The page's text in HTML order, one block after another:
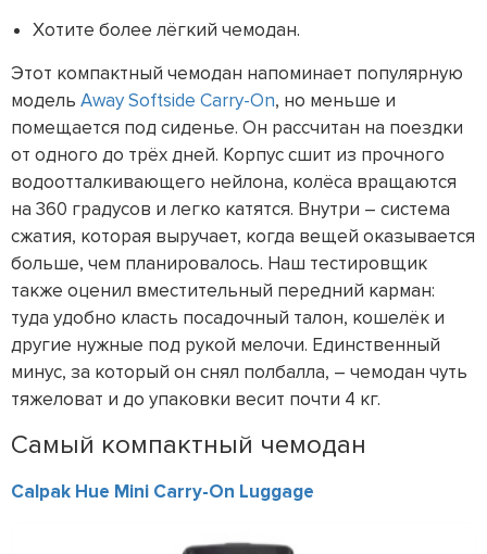
Хотите более лёгкий чемодан.
Этот компактный чемодан напоминает популярную
модель Away Softside Carry-On, но меньше и
помещается под сиденье. Он рассчитан на поездки
от одного до трёх дней. Корпус сшит из прочного
водоотталкивающего нейлона, колёса вращаются
на 360 градусов и легко катятся. Внутри – система
сжатия, которая выручает, когда вещей оказывается
больше, чем планировалось. Наш тестировщик
также оценил вместительный передний карман:
туда удобно класть посадочный талон, кошелёк и
другие нужные под рукой мелочи. Единственный
минус, за который он снял полбалла, – чемодан чуть
тяжеловат и до упаковки весит почти 4 кг.
Самый компактный чемодан
Calpak Hue Mini Carry-On Luggage